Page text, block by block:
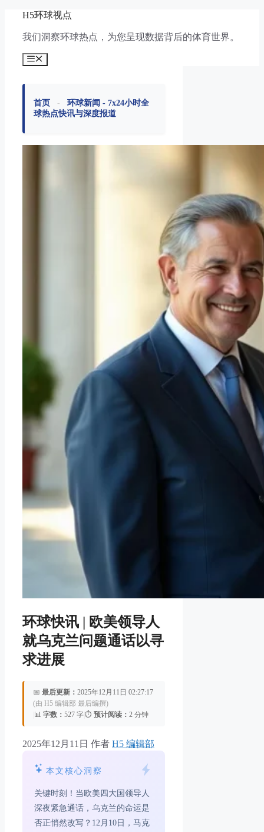
H5环球视点
我们洞察环球热点，为您呈现数据背后的体育世界。
菜
首页 -
环球新闻 - 7x24小时全
球热点快讯与深度报道
环球快讯 | 欧美领导人
就乌克兰问题通话以寻
求进展
📅 最后更新： 2025年12月11日 02:27:17
(由 H5 编辑部 最后编撰)
📊 字数： 527 字⏱️ 预计阅读： 2 分钟
2025年12月11日 作者 H5 编辑部
本文核心洞察
关键时刻！当欧美四大国领导人
深夜紧急通话，乌克兰的命运是
否正悄然改写？12月10日，马克